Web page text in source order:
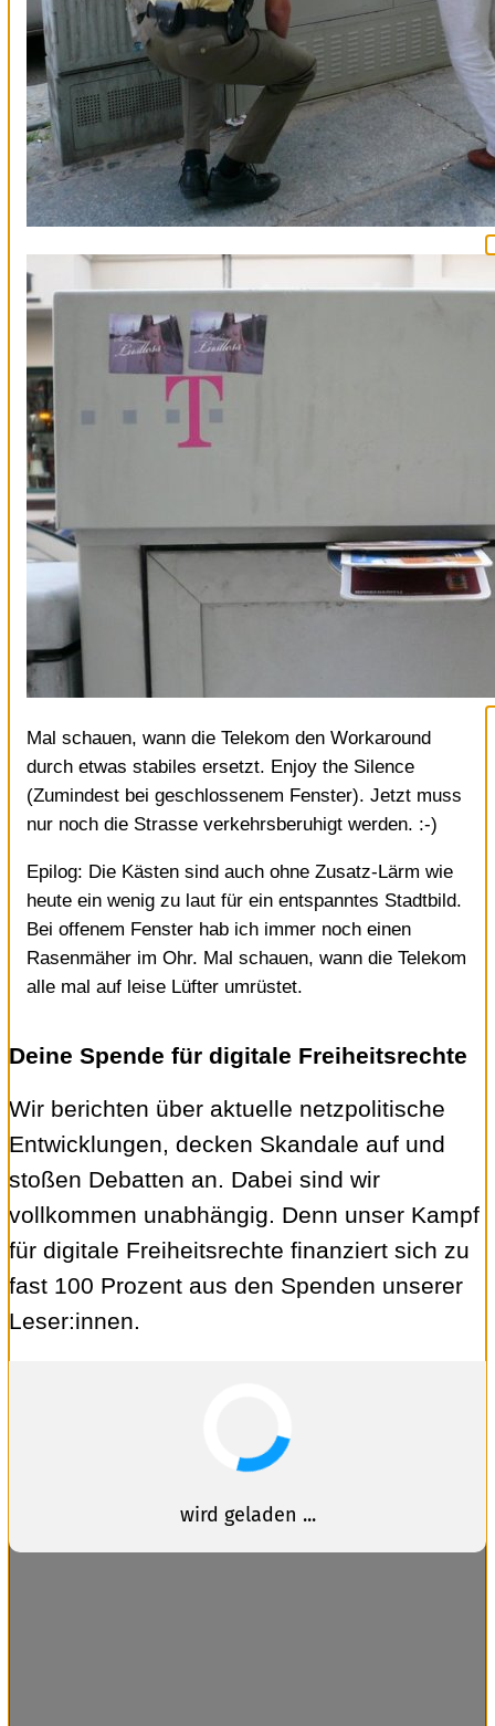
Mal schauen, wann die Telekom den Workaround
durch etwas stabiles ersetzt. Enjoy the Silence
(Zumindest bei geschlossenem Fenster). Jetzt muss
nur noch die Strasse verkehrsberuhigt werden. :-)
Epilog: Die Kästen sind auch ohne Zusatz-Lärm wie
heute ein wenig zu laut für ein entspanntes Stadtbild.
Bei offenem Fenster hab ich immer noch einen
Rasenmäher im Ohr. Mal schauen, wann die Telekom
alle mal auf leise Lüfter umrüstet.
Deine Spende für digitale Freiheitsrechte
Wir berichten über aktuelle netzpolitische
Entwicklungen, decken Skandale auf und
stoßen Debatten an. Dabei sind wir
vollkommen unabhängig. Denn unser Kampf
für digitale Freiheitsrechte finanziert sich zu
fast 100 Prozent aus den Spenden unserer
Leser:innen.